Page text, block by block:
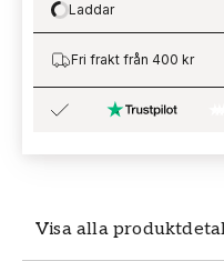
Visa alla
Loading…
Laddar
Fri frakt från 400 kr